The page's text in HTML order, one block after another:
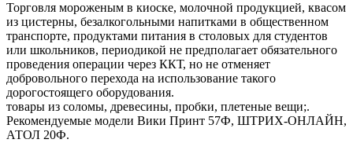
Торговля мороженым в киоске, молочной продукцией, квасом
из цистерны, безалкогольными напитками в общественном
транспорте, продуктами питания в столовых для студентов
или школьников, периодикой не предполагает обязательного
проведения операции через ККТ, но не отменяет
добровольного перехода на использование такого
дорогостоящего оборудования.
товары из соломы, древесины, пробки, плетеные вещи;.
Рекомендуемые модели Вики Принт 57Ф, ШТРИХ-ОНЛАЙН,
АТОЛ 20Ф.